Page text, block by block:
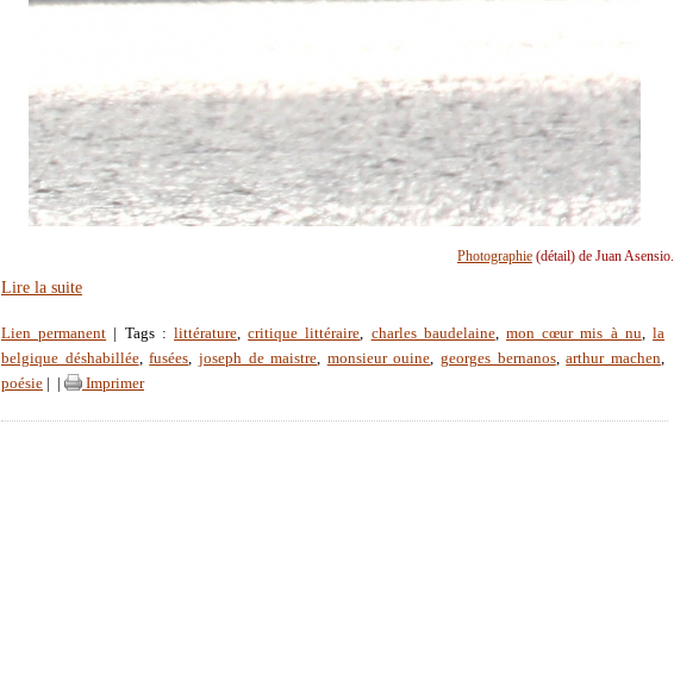
Photographie(détail) de Juan Asensio.
Lire la suite
Lien permanent | Tags : littérature,critique littéraire, charles baudelaine, mon cœur mis à nu, la
belgique déshabillée,fusées, joseph de maistre, monsieur ouine, georges bernanos,arthur machen,
poésie
Imprimer